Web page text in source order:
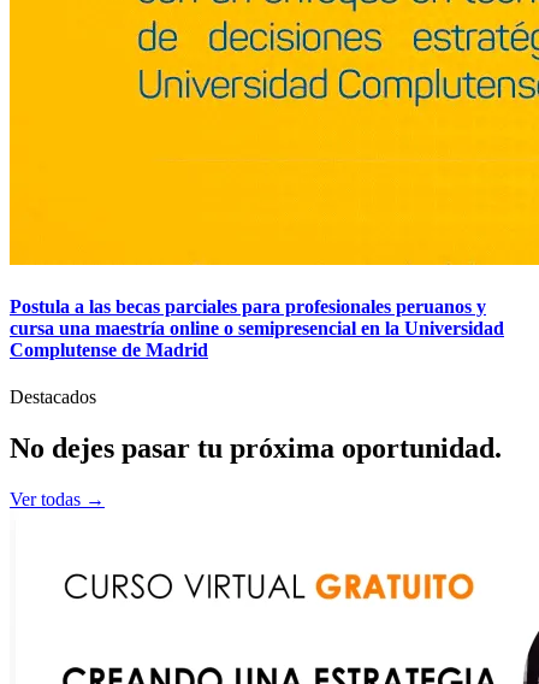
Postula a las becas parciales para profesionales peruanos y
cursa una maestría online o semipresencial en la Universidad
Complutense de Madrid
Destacados
No dejes pasar tu próxima oportunidad.
Ver todas →